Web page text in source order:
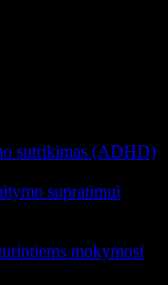
sutrikimas (ADHD)
supratimui
mokymosi